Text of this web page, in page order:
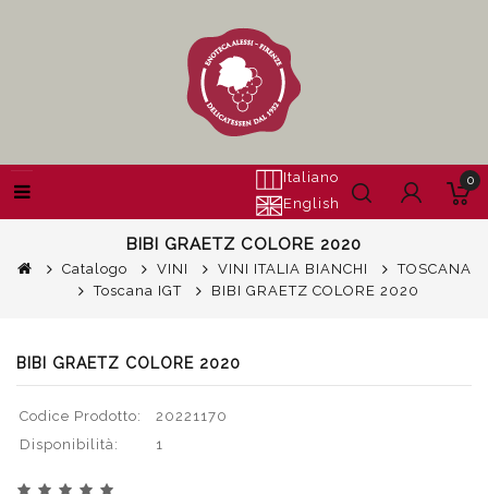
Italiano
English
0
BIBI GRAETZ COLORE 2020
Catalogo VINI VINI ITALIA BIANCHI
TOSCANA
Toscana IGT
BIBI GRAETZ COLORE 2020
BIBI GRAETZ COLORE 2020
Codice Prodotto:
20221170
Disponibilità:
1